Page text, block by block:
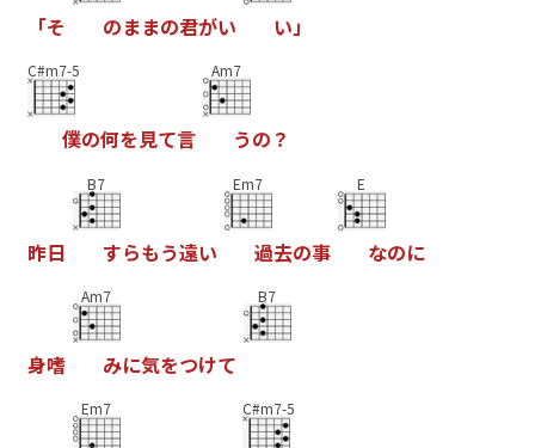
「そ のままの君がい い」
C#m7-5
僕の何を見て言
Am7
うの ？
昨日
B7
すらもう遠い
Em7
過去の事
E
なのに
身嗜
Am7
みに気をつけて
B7
Em7 C#m7-5